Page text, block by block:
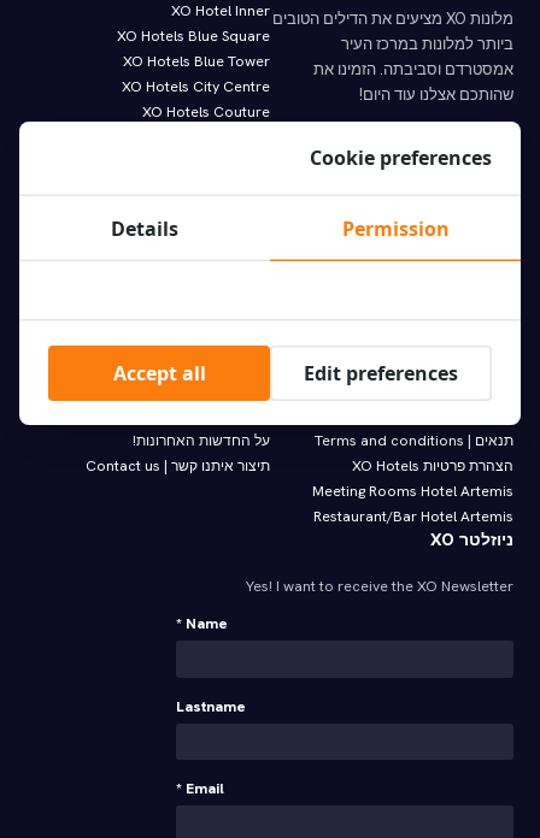
מלונות XO מציעים את הדילים הטובים
ביותר למלונות במרכז העיר
אמסטרדם וסביבתה. הזמינו את
שהותכם אצלנו עוד היום!
1014 AG Amsterdam
info@xohotels.com
XO Hotel Inner
XO Hotels Blue Square
XO Hotels Blue Tower
XO Hotels City Centre
XO Hotels Couture
Hotel Van Gogh
כל החדרים | Room types
תנאים | Terms and conditions
הצהרת פרטיות XO Hotels
Meeting Rooms Hotel Artemis
Restaurant/Bar Hotel Artemis
XO Hotels bike rental
על החדשות האחרונות!
תיצור איתנו קשר | Contact us
ניוזלטר XO
Yes! I want to receive the XO Newsletter
Name *
Lastname
Email *
Cookie preferences
Permission
Details
Edit preferences
Accept all